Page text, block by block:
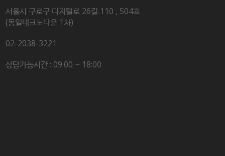
서울시 구로구 디지털로 26길 110 , 504호
(동일테크노타운 1차)
02-2038-3221
상담가능시간 : 09:00 ~ 18:00